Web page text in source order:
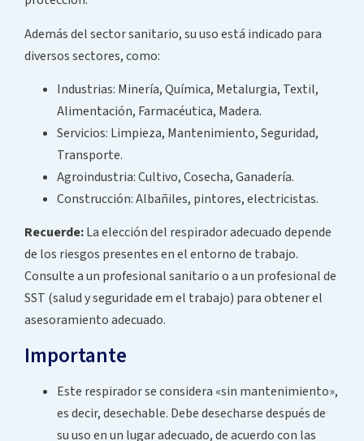
Además del sector sanitario, su uso está indicado para
diversos sectores, como:
Industrias: Minería, Química, Metalurgia, Textil,
Alimentación, Farmacéutica, Madera.
Servicios: Limpieza, Mantenimiento, Seguridad,
Transporte.
Agroindustria: Cultivo, Cosecha, Ganadería.
Construcción: Albañiles, pintores, electricistas.
Recuerde:La elección del respirador adecuado depende
de los riesgos presentes en el entorno de trabajo.
Consulte a un profesional sanitario o a un profesional de
SST (salud y seguridade em el trabajo) para obtener el
asesoramiento adecuado.
Importante
Este respirador se considera «sin mantenimiento»,
es decir, desechable. Debe desecharse después de
su uso en un lugar adecuado, de acuerdo con las